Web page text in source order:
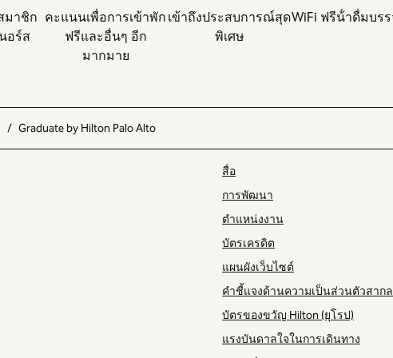
มาชิก
อร์ส
คะแนนเพื่อการเข้าพัก
ฟรีและอื่นๆ อีก
มากมาย
เข้าถึงประสบการณ์สุด
พิเศษ
WiFi ฟรีน้ําดื่มบร
/ Graduate by Hilton Palo Alto
สื่อ
การพัฒนา
ตำแหน่งงาน
บัตรเครดิต
แผนผังเว็บไซต์
คำชี้แจงด้านความเป็นส่วนตัวสากล
บัตรของขวัญ Hilton (ยุโรป)
แรงบันดาลใจในการเดินทาง